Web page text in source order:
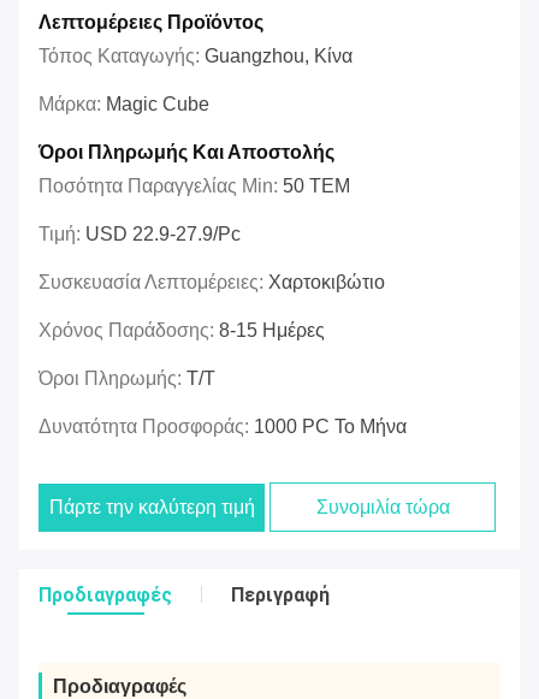
Λεπτομέρειες Προϊόντος
Τόπος Καταγωγής: Guangzhou, Κίνα
Μάρκα: Magic Cube
Όροι Πληρωμής Και Αποστολής
Ποσότητα Παραγγελίας Min: 50 ΤΕΜ
Τιμή: USD 22.9-27.9/pc
Συσκευασία Λεπτομέρειες: Χαρτοκιβώτιο
Χρόνος Παράδοσης: 8-15 Ημέρες
Όροι Πληρωμής: T/T
Δυνατότητα Προσφοράς: 1000 PC Το Μήνα
Πάρτε την καλύτερη τιμή Συνομιλία τώρα
Προδιαγραφές Περιγραφή
Προδιαγραφές